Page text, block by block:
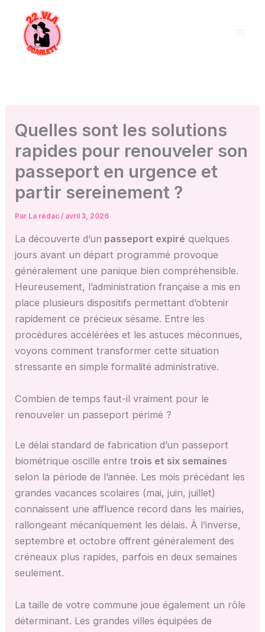
contenu
Quelles sont les solutions
rapides pour renouveler son
passeport en urgence et
partir sereinement ?
Par La rédac/ avril 3, 2026
La découverte d’un passeport expiré quelques
jours avant un départ programmé provoque
généralement une panique bien compréhensible.
Heureusement, l’administration française a mis en
place plusieurs dispositifs permettant d’obtenir
rapidement ce précieux sésame. Entre les
procédures accélérées et les astuces méconnues,
voyons comment transformer cette situation
stressante en simple formalité administrative.
Combien de temps faut-il vraiment pour le
renouveler un passeport périmé ?
Le délai standard de fabrication d’un passeport
biométrique oscille entre trois et six semaines
selon la période de l’année. Les mois précédant les
grandes vacances scolaires (mai, juin, juillet)
connaissent une affluence record dans les mairies,
rallongeant mécaniquement les délais. À l’inverse,
septembre et octobre offrent généralement des
créneaux plus rapides, parfois en deux semaines
seulement.
La taille de votre commune joue également un rôle
déterminant. Les grandes villes équipées de